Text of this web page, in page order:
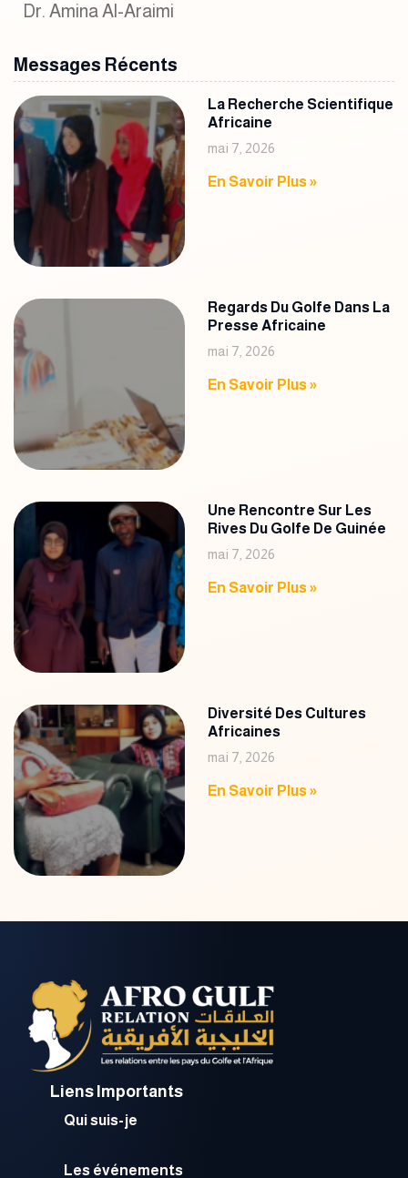
Dr. Amina Al-Araimi
Messages Récents
La Recherche Scientifique
Africaine
mai 7, 2026
En Savoir Plus »
Regards Du Golfe Dans La
Presse Africaine
mai 7, 2026
En Savoir Plus »
Une Rencontre Sur Les
Rives Du Golfe De Guinée
mai 7, 2026
En Savoir Plus »
Diversité Des Cultures
Africaines
mai 7, 2026
En Savoir Plus »
Liens Importants
Qui suis-je
Les événements